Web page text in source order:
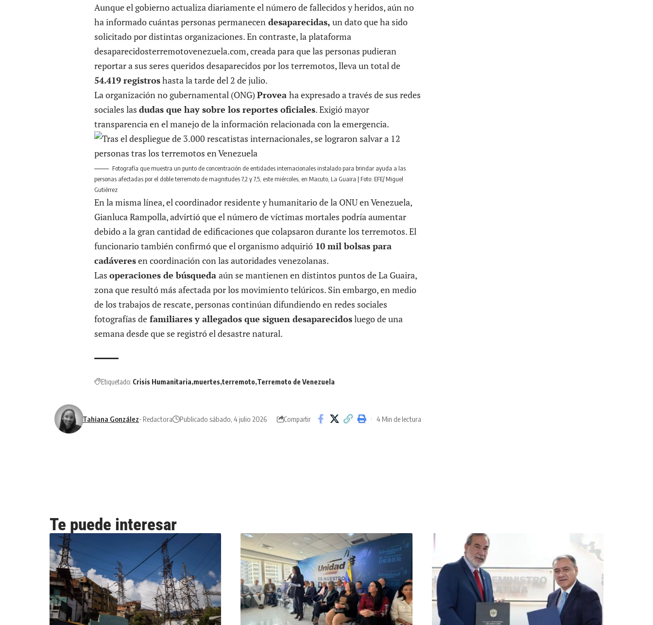
Aunque el gobierno actualiza diariamente el número de fallecidos y heridos, aún no
ha informado cuántas personas permanecen desaparecidas, un dato que ha sido
solicitado por distintas organizaciones. En contraste, la plataforma
desaparecidosterremotovenezuela.com, creada para que las personas pudieran
reportar a sus seres queridos desaparecidos por los terremotos, lleva un total de
54.419 registroshasta la tarde del 2 de julio.
La organización no gubernamental (ONG) Provea ha expresado a través de sus redes
sociales las dudas que hay sobre los reportes oficiales. Exigió mayor
transparencia en el manejo de la información relacionada con la emergencia.
Fotografía que muestra un punto de concentración de entidades internacionales instalado para brindar ayuda a las
personas afectadas por el doble terremoto de magnitudes 7,2 y 7,5, este miércoles, en Macuto, La Guaira | Foto: EFE/ Miguel
Gutiérrez
En la misma línea, el coordinador residente y humanitario de la ONU en Venezuela,
Gianluca Rampolla, advirtió que el número de víctimas mortales podría aumentar
debido a la gran cantidad de edificaciones que colapsaron durante los terremotos. El
funcionario también confirmó que el organismo adquirió 10 mil bolsas para
cadáveresen coordinación con las autoridades venezolanas.
Las operaciones de búsqueda aún se mantienen en distintos puntos de La Guaira,
zona que resultó más afectada por los movimiento telúricos. Sin embargo, en medio
de los trabajos de rescate, personas continúan difundiendo en redes sociales
fotografías de familiares y allegados que siguen desaparecidosluego de una
semana desde que se registró el desastre natural.
Etiquetado: Crisis Humanitaria muertes terremoto Terremoto de Venezuela
Tahiana González- Redactora Publicado sábado, 4 julio 2026 Compartir 4 Min de lectura
Te puede interesar